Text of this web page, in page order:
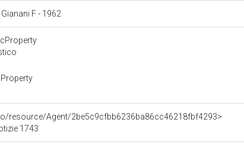
F - 1962
resource/Agent/2be5c9cfbb6236ba86cc46218fbf4293>
1743